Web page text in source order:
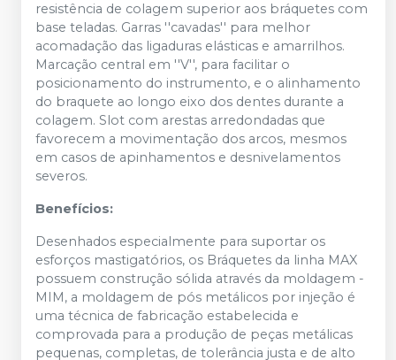
resistência de colagem superior aos bráquetes com
base teladas. Garras ''cavadas'' para melhor
acomadação das ligaduras elásticas e amarrilhos.
Marcação central em ''V'', para facilitar o
posicionamento do instrumento, e o alinhamento
do braquete ao longo eixo dos dentes durante a
colagem. Slot com arestas arredondadas que
favorecem a movimentação dos arcos, mesmos
em casos de apinhamentos e desnivelamentos
severos.
Benefícios:
Desenhados especialmente para suportar os
esforços mastigatórios, os Bráquetes da linha MAX
possuem construção sólida através da moldagem -
MIM, a moldagem de pós metálicos por injeção é
uma técnica de fabricação estabelecida e
comprovada para a produção de peças metálicas
pequenas, completas, de tolerância justa e de alto